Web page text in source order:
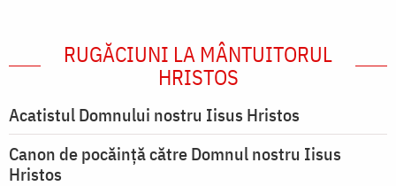
RUGĂCIUNI LA MÂNTUITORUL
HRISTOS
Acatistul Domnului nostru Iisus Hristos
Canon de pocăință către Domnul nostru Iisus
Hristos